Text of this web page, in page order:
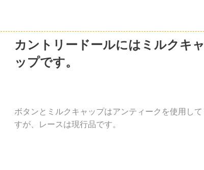
カントリードールにはミルクキ
ップです。
ボタンとミルクキャップはアンティークを使用して
すが、レースは現行品です。